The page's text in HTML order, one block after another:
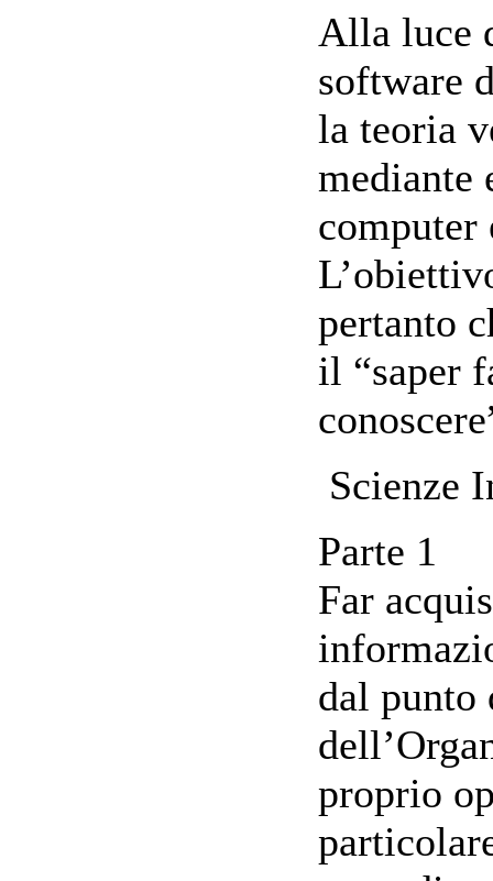
Alla luce
software
la teoria
mediante
pertanto
il “saper
Scienze
Parte 1
Far
dal punto
proprio